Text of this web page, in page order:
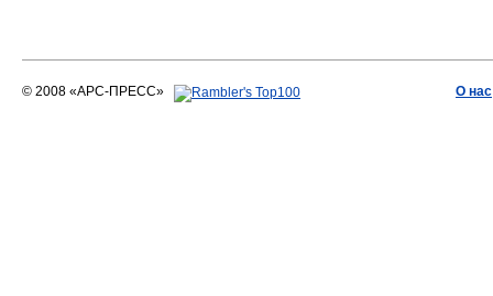
© 2008 «АРС-ПРЕСС» О нас